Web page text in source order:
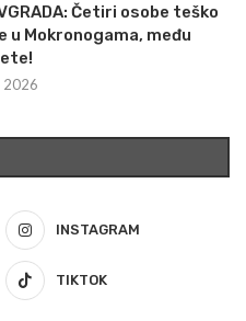
Četiri osobe teško
u Mokronogama, među
2026
INSTAGRAM
TIKTOK